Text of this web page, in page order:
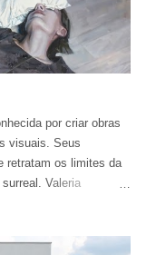
por criar obras
visuais. Seus
retratam os limites da
Valeria
o Reino Unido, onde